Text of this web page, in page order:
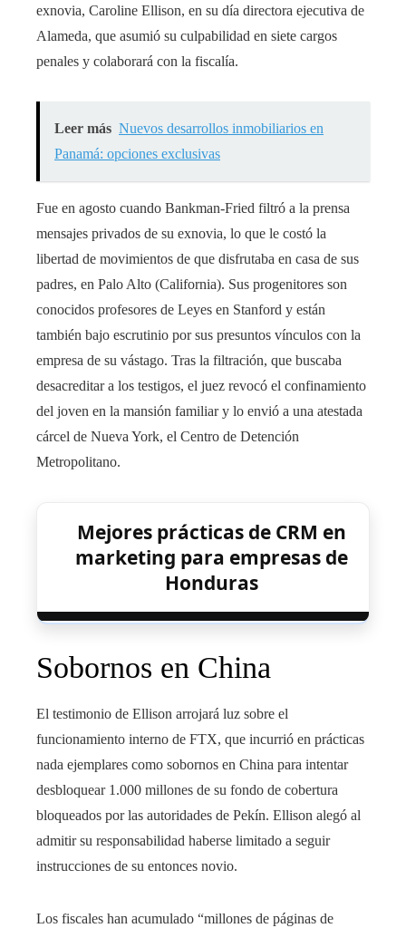
exnovia, Caroline Ellison, en su día directora ejecutiva de
Alameda, que asumió su culpabilidad en siete cargos
penales y colaborará con la fiscalía.
Leer más Nuevos desarrollos inmobiliarios en
Panamá: opciones exclusivas
Fue en agosto cuando Bankman-Fried filtró a la prensa
mensajes privados de su exnovia, lo que le costó la
libertad de movimientos de que disfrutaba en casa de sus
padres, en Palo Alto (California). Sus progenitores son
conocidos profesores de Leyes en Stanford y están
también bajo escrutinio por sus presuntos vínculos con la
empresa de su vástago. Tras la filtración, que buscaba
desacreditar a los testigos, el juez revocó el confinamiento
del joven en la mansión familiar y lo envió a una atestada
cárcel de Nueva York, el Centro de Detención
Metropolitano.
Mejores prácticas de CRM en
marketing para empresas de
Honduras
Sobornos en China
El testimonio de Ellison arrojará luz sobre el
funcionamiento interno de FTX, que incurrió en prácticas
nada ejemplares como sobornos en China para intentar
desbloquear 1.000 millones de su fondo de cobertura
bloqueados por las autoridades de Pekín. Ellison alegó al
admitir su responsabilidad haberse limitado a seguir
instrucciones de su entonces novio.
Los fiscales han acumulado “millones de páginas de